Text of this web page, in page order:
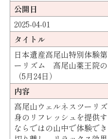
公開日
2025-04-01
タイトル
日本遺産高尾山特別体験
ーリズム 髙尾山薬王院
（5月24日）
内容
高尾山ウェルネスツーリ
身のリフレッシュを提供
ならではの山中で体験で